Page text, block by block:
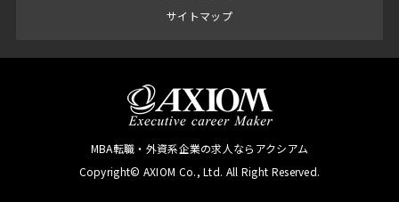
サイトマップ
MBA転職・外資系企業の求人ならアクシアム
Copyright© AXIOM Co., Ltd. All Right Reserved.